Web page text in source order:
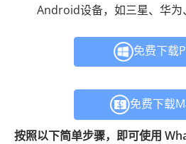
Android设备，如三星、华为
免费下载
免费下载
按照以下简单步骤，即可使用